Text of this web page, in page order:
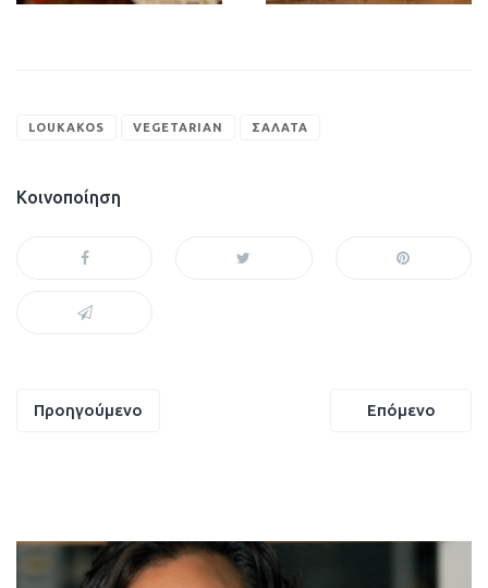
LOUKAKOS VEGETARIAN ΣΑΛΆΤΑ
Κοινοποίηση
Πλοήγηση
Προηγούμενο Επόμενο